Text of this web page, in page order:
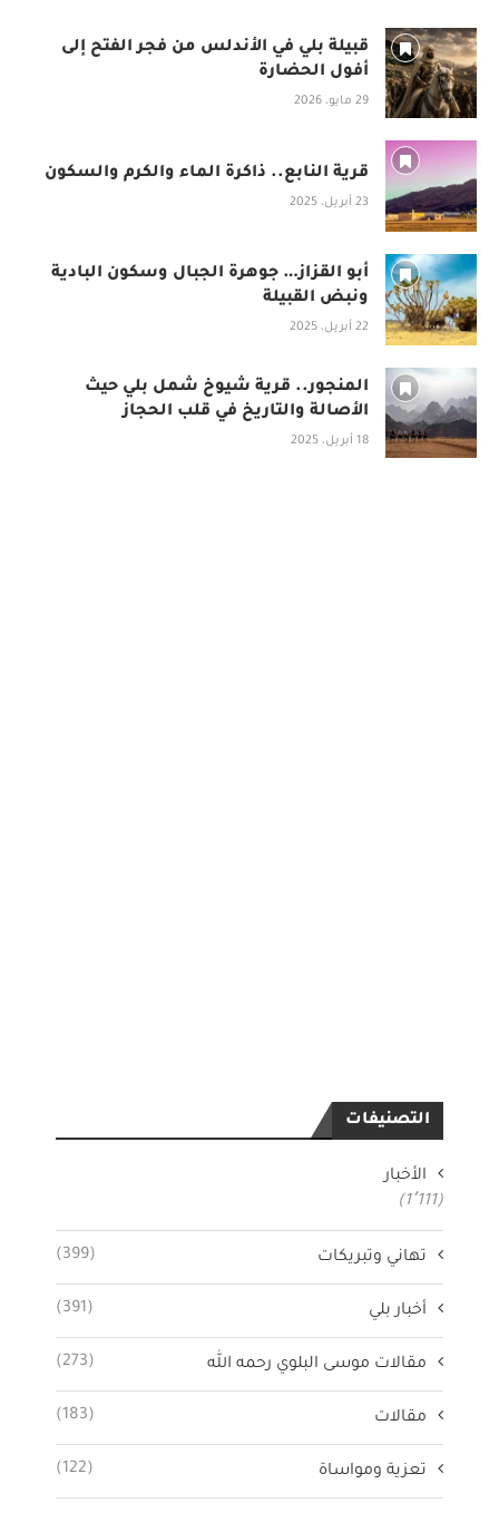
قبيلة بلي في الأندلس من فجر الفتح إلى
أفول الحضارة
29 مايو، 2026
قرية النابع.. ذاكرة الماء والكرم والسكون
23 أبريل، 2025
أبو القزاز… جوهرة الجبال وسكون البادية
ونبض القبيلة
22 أبريل، 2025
المنجور.. قرية شيوخ شمل بلي حيث
الأصالة والتاريخ في قلب الحجاز
18 أبريل، 2025
التصنيفات
الأخبار
(1٬111)
تهاني وتبريكات (399)
أخبار بلي (391)
مقالات موسى البلوي رحمه الله (273)
مقالات (183)
تعزية ومواساة (122)